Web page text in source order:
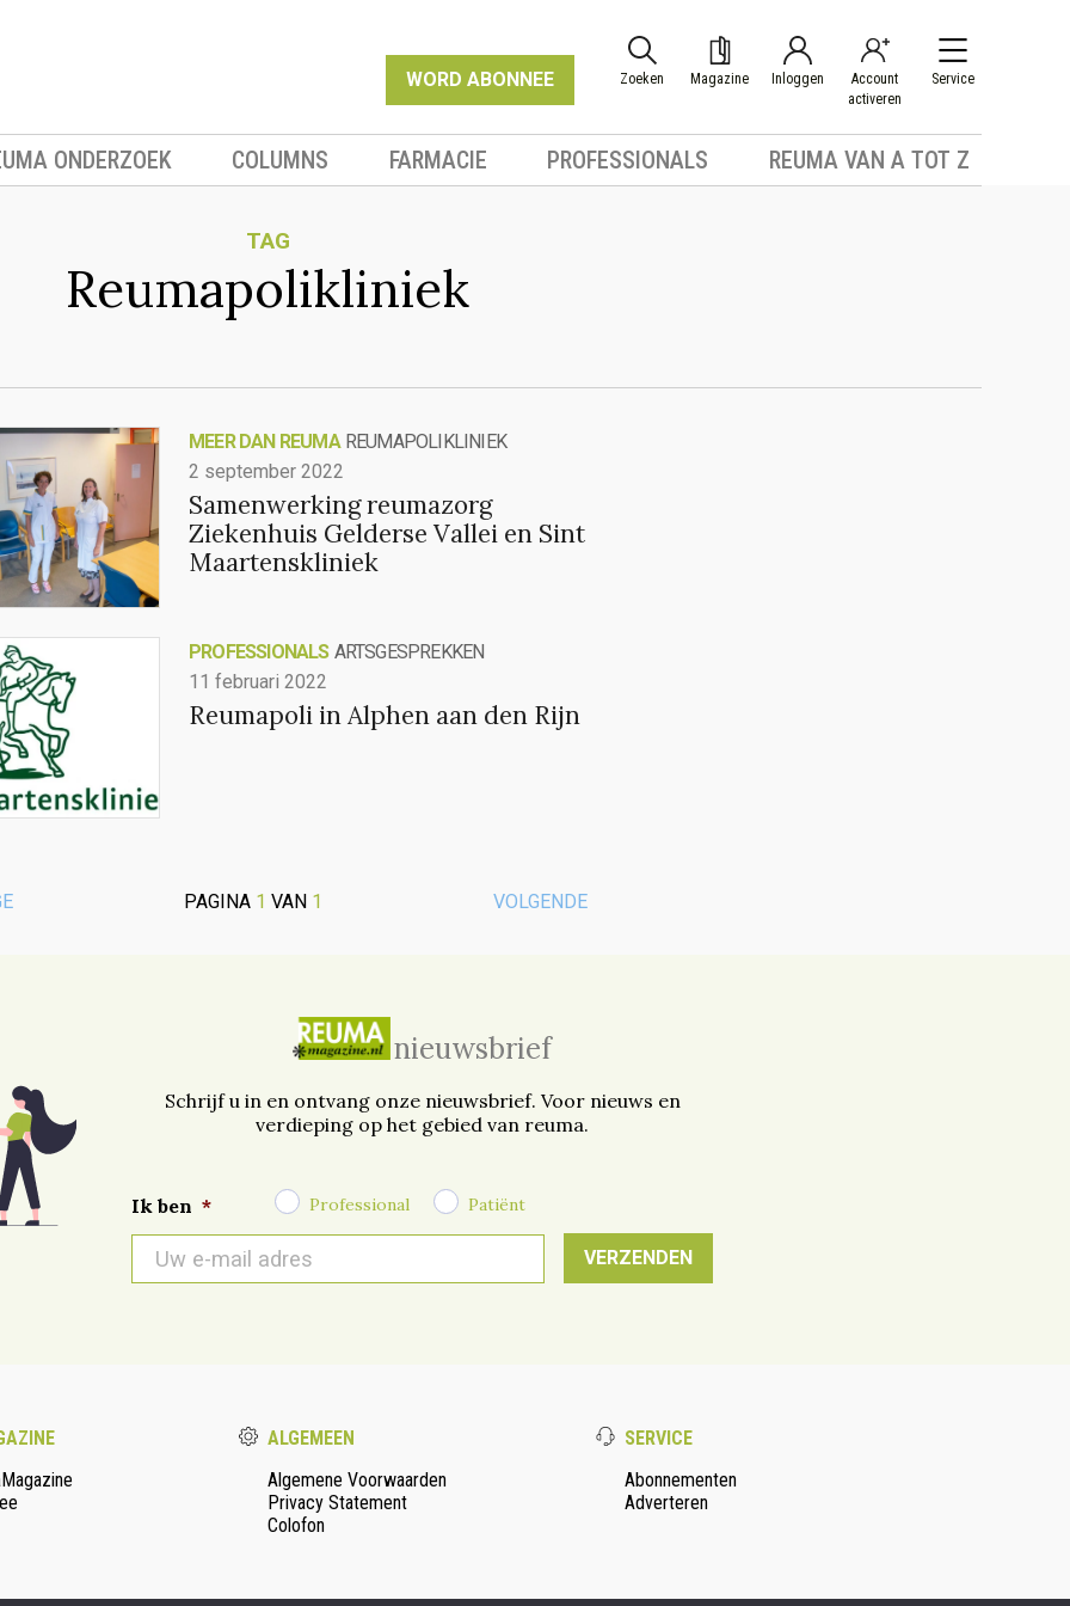
WORD ABONNEE Zoeken Magazine Inloggen
Account
activeren
Service
ONDERZOEK COLUMNS FARMACIE PROFESSIONALS REUMA VAN A TOT Z
TAG
Reumapolikliniek
MEER DAN REUMA REUMAPOLIKLINIEK
2 september 2022
Samenwerking reumazorg
Ziekenhuis Gelderse Vallei en Sint
Maartenskliniek
PROFESSIONALS ARTSGESPREKKEN
11 februari 2022
Reumapoli in Alphen aan den Rijn
PAGINA 1 VAN 1 VOLGENDE
nieuwsbrief
Schrijf u in en ontvang onze nieuwsbrief. Voor nieuws en
verdieping op het gebied van reuma.
Ik ben * Professional Patiënt
mail
*
ALGEMEEN
Algemene Voorwaarden
Privacy Statement
Colofon
SERVICE
Abonnementen
Adverteren